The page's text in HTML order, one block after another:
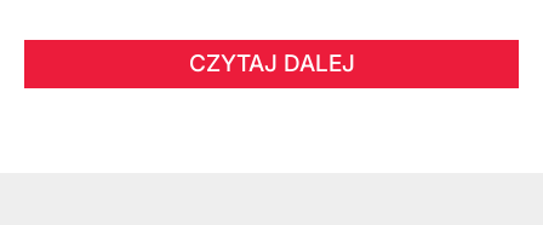
CZYTAJ DALEJ